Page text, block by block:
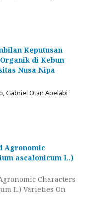
Keputusan
di Kebun
Nusa Nipa
Gabriel Otan Apelabi
Agronomic
ascalonicum L.)
Characters
L.) Varieties On